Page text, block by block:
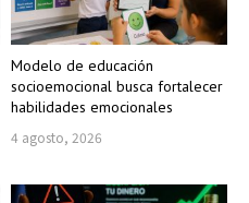
Modelo de educación
socioemocional busca fortalecer
habilidades emocionales
4 agosto, 2026